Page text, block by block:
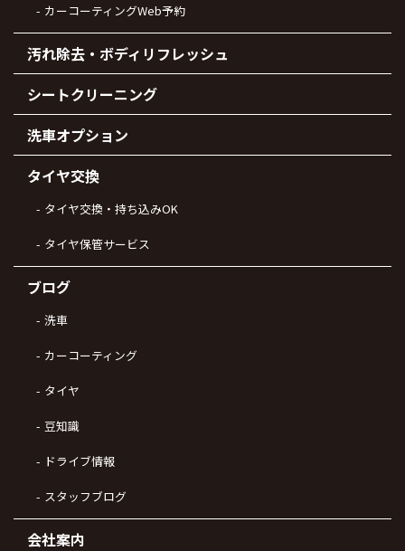
カーコーティングWeb予約
汚れ除去・ボディリフレッシュ
シートクリーニング
洗車オプション
タイヤ交換
タイヤ交換・持ち込みOK
タイヤ保管サービス
ブログ
洗車
カーコーティング
タイヤ
豆知識
ドライブ情報
スタッフブログ
会社案内